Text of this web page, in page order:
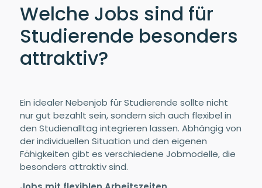
Welche Jobs sind für
Studierende besonders
attraktiv?
Ein idealer Nebenjob für Studierende sollte nicht
nur gut bezahlt sein, sondern sich auch flexibel in
den Studienalltag integrieren lassen. Abhängig von
der individuellen Situation und den eigenen
Fähigkeiten gibt es verschiedene Jobmodelle, die
besonders attraktiv sind.